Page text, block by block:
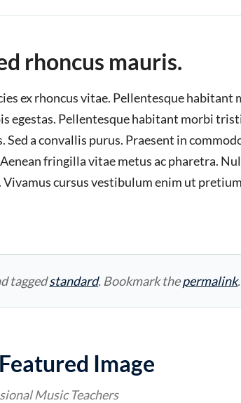
rhoncus mauris.
ex rhoncus vitae. Pellentesque
egestas. Pellentesque habitant morbi
Sed a convallis purus. Praesent in
fringilla vitae metus ac pharetra.
Vivamus cursus vestibulum enim ut
taggedstandard. Bookmark thepermalink.
Image
Music Teachers